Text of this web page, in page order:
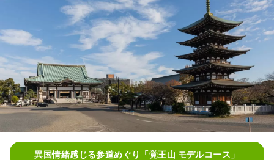
異国情緒感じる参道めぐり「覚王山 モデルコース」